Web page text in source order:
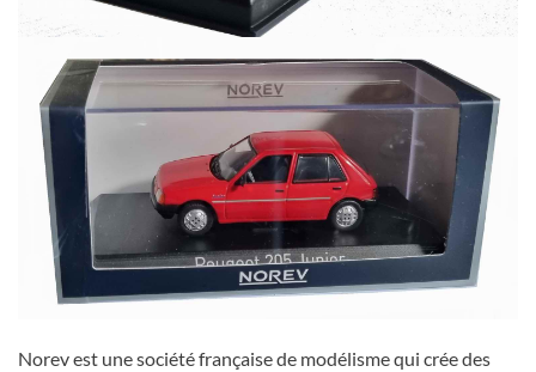
Norev est une société française de modélisme qui crée des